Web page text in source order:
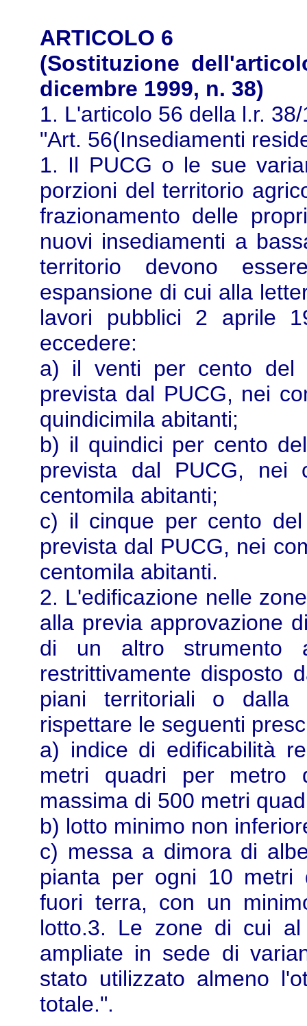
ARTICOLO 6
(Sostituzione
dicembre 1999, n. 38)
1. L'articolo 56 della l.r.
"Art. 56(Insediamenti
1. Il PUCG o le sue
porzioni del territorio
frazionamento delle
nuovi insediamenti a
territorio devono
espansione di cui alla
lavori pubblici 2 aprile
eccedere:
a) il venti per cento del
prevista dal PUCG, nei
quindicimila abitanti;
b) il quindici per cento
prevista dal PUCG, nei
centomila abitanti;
c) il cinque per cento
prevista dal PUCG, nei
centomila abitanti.
2. L'edificazione nelle
alla previa approvazione
di un altro strumento
restrittivamente disposto
piani territoriali o dalla
rispettare le seguenti
a) indice di edificabilità
metri quadri per metro
massima di 500 metri
b) lotto minimo non
c) messa a dimora di
pianta per ogni 10 metri
fuori terra, con un
lotto.3. Le zone di cui
ampliate in sede di
stato utilizzato almeno
totale.".